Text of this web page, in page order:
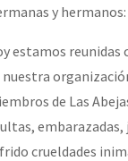
o México sabe, que
abr – CDMX] Tokín
y hermanos:
estamos reunidas
nuestra
de Las
crueldades